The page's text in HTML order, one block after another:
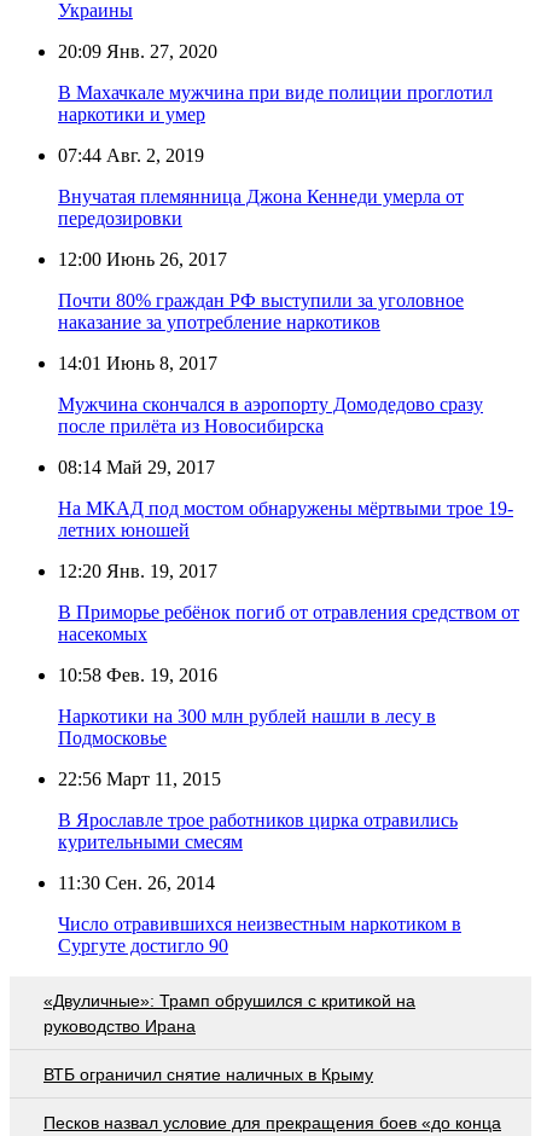
Украины
20:09 Янв. 27, 2020
В Махачкале мужчина при виде полиции проглотил
наркотики и умер
07:44 Авг. 2, 2019
Внучатая племянница Джона Кеннеди умерла от
передозировки
12:00 Июнь 26, 2017
Почти 80% граждан РФ выступили за уголовное
наказание за употребление наркотиков
14:01 Июнь 8, 2017
Мужчина скончался в аэропорту Домодедово сразу
после прилёта из Новосибирска
08:14 Май 29, 2017
На МКАД под мостом обнаружены мёртвыми трое 19-
летних юношей
12:20 Янв. 19, 2017
В Приморье ребёнок погиб от отравления средством от
насекомых
10:58 Фев. 19, 2016
Наркотики на 300 млн рублей нашли в лесу в
Подмосковье
22:56 Март 11, 2015
В Ярославле трое работников цирка отравились
курительными смесям
11:30 Сен. 26, 2014
Число отравившихся неизвестным наркотиком в
Сургуте достигло 90
«Двуличные»: Трамп обрушился с критикой на
руководство Ирана
ВТБ ограничил снятие наличных в Крыму
Песков назвал условие для прекращения боев «до конца